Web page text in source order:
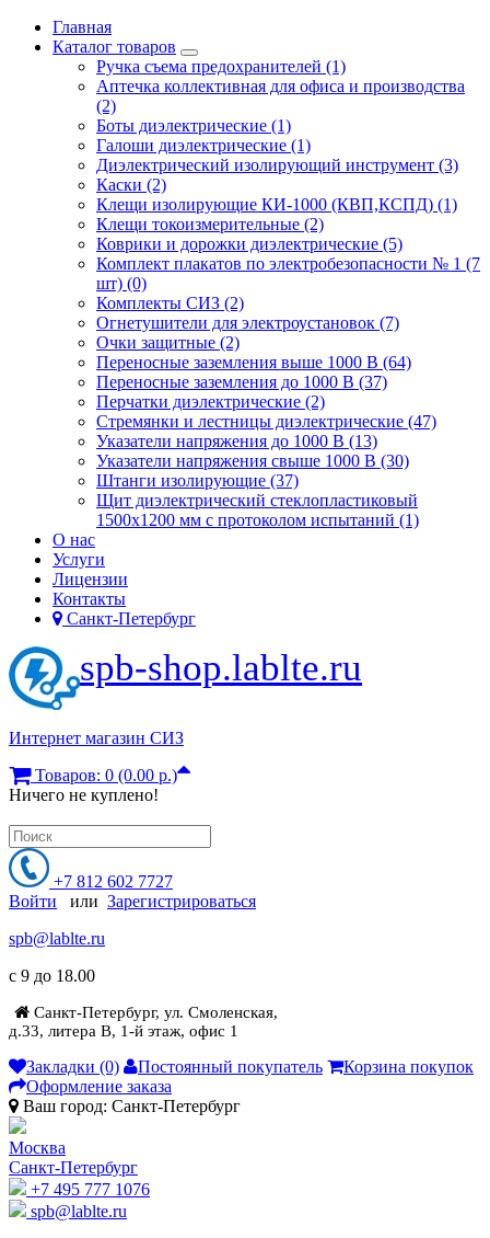
Главная
Каталог товаров
Ручка съема предохранителей (1)
Аптечка коллективная для офиса и производства
(2)
Боты диэлектрические (1)
Галоши диэлектрические (1)
Диэлектрический изолирующий инструмент (3)
Каски (2)
Клещи изолирующие КИ-1000 (КВП,КСПД) (1)
Клещи токоизмерительные (2)
Коврики и дорожки диэлектрические (5)
Комплект плакатов по электробезопасности № 1 (7
шт) (0)
Комплекты СИЗ (2)
Огнетушители для электроустановок (7)
Очки защитные (2)
Переносные заземления выше 1000 В (64)
Переносные заземления до 1000 В (37)
Перчатки диэлектрические (2)
Стремянки и лестницы диэлектрические (47)
Указатели напряжения до 1000 В (13)
Указатели напряжения свыше 1000 В (30)
Штанги изолирующие (37)
Щит диэлектрический стеклопластиковый
1500х1200 мм с протоколом испытаний (1)
О нас
Услуги
Лицензии
Контакты
Санкт-Петербург
spb-shop.lablte.ru
Интернет магазин СИЗ
Товаров: 0 (0.00 р.)
Ничего не куплено!
+7 812 602 7727
Войти или Зарегистрироваться
spb@lablte.ru
c 9 до 18.00
Санкт-Петербург, ул. Смоленская,
д.33, литера В, 1-й этаж, офис 1
Закладки (0) Постоянный покупатель
Корзина покупок
Оформление заказа
Ваш город: Санкт-Петербург
Москва
Санкт-Петербург
+7 495 777 1076
spb@lablte.ru